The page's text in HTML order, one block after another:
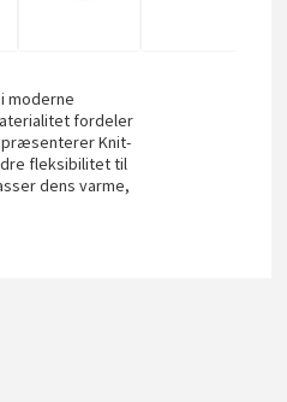
moderne
fordeler
præsenterer Knit-
fleksibilitet til
dens varme,